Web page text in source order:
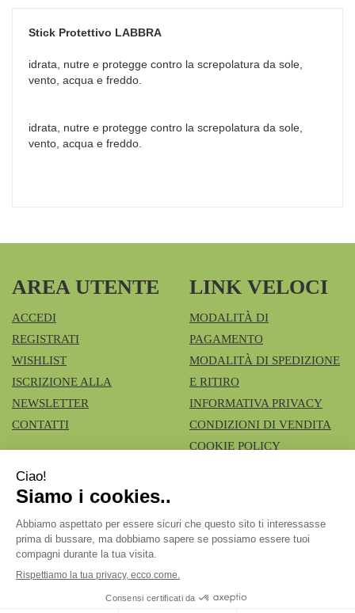
Stick Protettivo LABBRA
idrata, nutre e protegge contro la screpolatura da sole,
vento, acqua e freddo.
idrata, nutre e protegge contro la screpolatura da sole,
vento, acqua e freddo.
AREA UTENTE
ACCEDI
REGISTRATI
WISHLIST
ISCRIZIONE ALLA
NEWSLETTER
CONTATTI
LINK VELOCI
MODALITÀ DI
PAGAMENTO
MODALITÀ DI SPEDIZIONE
E RITIRO
INFORMATIVA PRIVACY
CONDIZIONI DI VENDITA
COOKIE POLICY
Lualdi, 6 - Ruginello 20871 Vimercate (MB)
fcia.vimercate1@tiscali.it|Tel.: 039668100| P.Iva:
02211980962 | Numero R.E.A.: Rea MB – 1545327
Prenofa